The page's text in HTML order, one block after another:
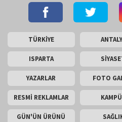
TÜRKİYE
ISPARTA
YAZARLAR FOTO
RESMİ REKLAMLAR
GÜN'ÜN ÜRÜNÜ